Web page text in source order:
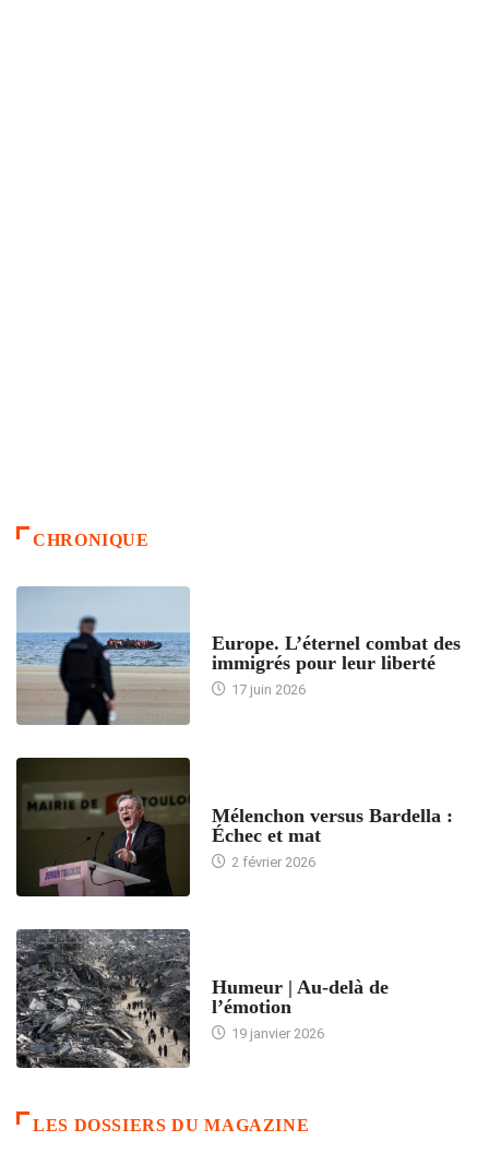
CHRONIQUE
Europe. L’éternel combat des
immigrés pour leur liberté
17 juin 2026
Mélenchon versus Bardella :
Échec et mat
2 février 2026
Humeur | Au-delà de
l’émotion
19 janvier 2026
LES DOSSIERS DU MAGAZINE